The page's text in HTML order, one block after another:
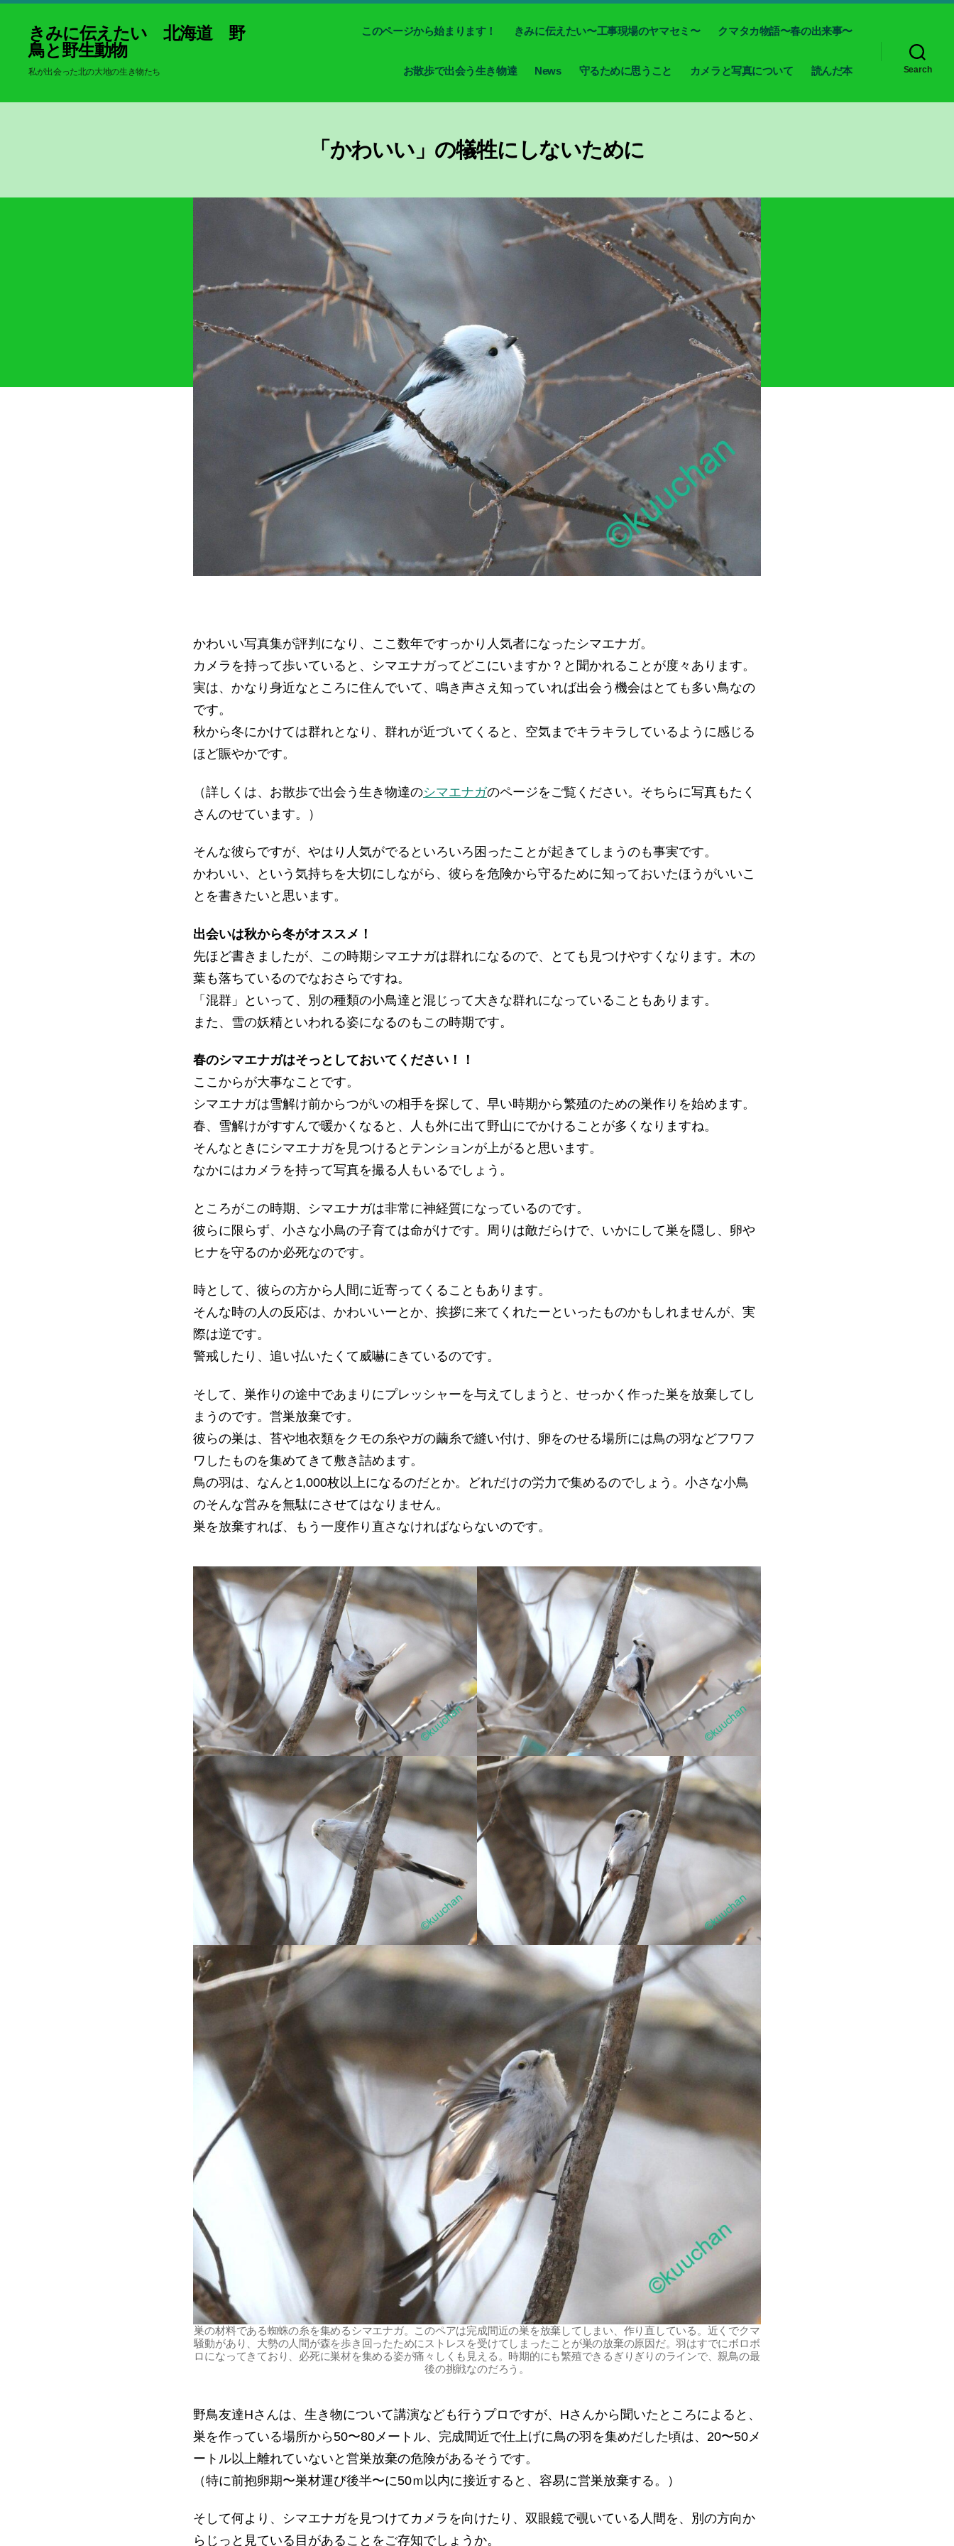
きみに伝えたい 北海道 野
鳥と野生動物
私が出会った北の大地の生き物たち
このページから始まります！ きみに伝えたい〜工事現場のヤマセミ〜 クマタカ物語〜春の出来事〜
お散歩で出会う生き物達 News 守るために思うこと カメラと写真について 読んだ本 Search
「かわいい」の犠牲にしないために
かわいい写真集が評判になり、ここ数年ですっかり人気者になったシマエナガ。
カメラを持って歩いていると、シマエナガってどこにいますか？と聞かれることが度々あります。
実は、かなり身近なところに住んでいて、鳴き声さえ知っていれば出会う機会はとても多い鳥なの
です。
秋から冬にかけては群れとなり、群れが近づいてくると、空気までキラキラしているように感じる
ほど賑やかです。
（詳しくは、お散歩で出会う生き物達のシマエナガのページをご覧ください。そちらに写真もたく
さんのせています。）
そんな彼らですが、やはり人気がでるといろいろ困ったことが起きてしまうのも事実です。
かわいい、という気持ちを大切にしながら、彼らを危険から守るために知っておいたほうがいいこ
とを書きたいと思います。
出会いは秋から冬がオススメ！
先ほど書きましたが、この時期シマエナガは群れになるので、とても見つけやすくなります。木の
葉も落ちているのでなおさらですね。
「混群」といって、別の種類の小鳥達と混じって大きな群れになっていることもあります。
また、雪の妖精といわれる姿になるのもこの時期です。
春のシマエナガはそっとしておいてください！！
ここからが大事なことです。
シマエナガは雪解け前からつがいの相手を探して、早い時期から繁殖のための巣作りを始めます。
春、雪解けがすすんで暖かくなると、人も外に出て野山にでかけることが多くなりますね。
そんなときにシマエナガを見つけるとテンションが上がると思います。
なかにはカメラを持って写真を撮る人もいるでしょう。
ところがこの時期、シマエナガは非常に神経質になっているのです。
彼らに限らず、小さな小鳥の子育ては命がけです。周りは敵だらけで、いかにして巣を隠し、卵や
ヒナを守るのか必死なのです。
時として、彼らの方から人間に近寄ってくることもあります。
そんな時の人の反応は、かわいいーとか、挨拶に来てくれたーといったものかもしれませんが、実
際は逆です。
警戒したり、追い払いたくて威嚇にきているのです。
そして、巣作りの途中であまりにプレッシャーを与えてしまうと、せっかく作った巣を放棄してし
まうのです。営巣放棄です。
彼らの巣は、苔や地衣類をクモの糸やガの繭糸で縫い付け、卵をのせる場所には鳥の羽などフワフ
ワしたものを集めてきて敷き詰めます。
鳥の羽は、なんと1,000枚以上になるのだとか。どれだけの労力で集めるのでしょう。小さな小鳥
のそんな営みを無駄にさせてはなりません。
巣を放棄すれば、もう一度作り直さなければならないのです。
巣の材料である蜘蛛の糸を集めるシマエナガ。このペアは完成間近の巣を放棄してしまい、作り直している。近くでクマ
騒動があり、大勢の人間が森を歩き回ったためにストレスを受けてしまったことが巣の放棄の原因だ。羽はすでにボロボ
ロになってきており、必死に巣材を集める姿が痛々しくも見える。時期的にも繁殖できるぎりぎりのラインで、親鳥の最
後の挑戦なのだろう。
野鳥友達Hさんは、生き物について講演なども行うプロですが、Hさんから聞いたところによると、
巣を作っている場所から50〜80メートル、完成間近で仕上げに鳥の羽を集めだした頃は、20〜50メ
ートル以上離れていないと営巣放棄の危険があるそうです。
（特に前抱卵期〜巣材運び後半〜に50ｍ以内に接近すると、容易に営巣放棄する。）
そして何より、シマエナガを見つけてカメラを向けたり、双眼鏡で覗いている人間を、別の方向か
らじっと見ている目があることをご存知でしょうか。